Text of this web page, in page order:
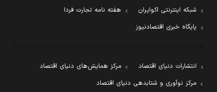
شبکه اینترنتی اکوایران
هفته نامه تجارت فردا
پایگاه خبری اقتصادنیوز
انتشارات دنیای اقتصاد
مرکز همایش‌های دنیای اقتصاد
مرکز نوآوری و شتابدهی دنیای اقتصاد